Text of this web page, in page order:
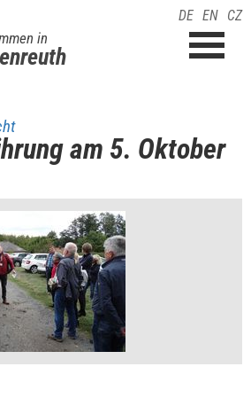
in
DE EN CZ
am 5. Oktober